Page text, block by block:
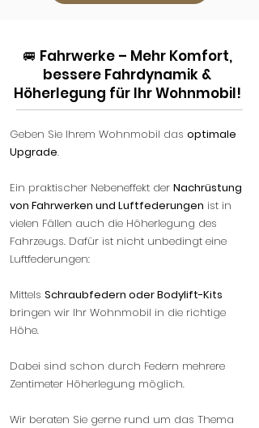
🚐 Fahrwerke – Mehr Komfort,
bessere Fahrdynamik &
Höherlegung für Ihr Wohnmobil!
Geben Sie Ihrem Wohnmobil das optimale
Upgrade.
Ein praktischer Nebeneffekt der Nachrüstung
von Fahrwerken und Luftfederungen ist in
vielen Fällen auch die Höherlegung des
Fahrzeugs. Dafür ist nicht unbedingt eine
Luftfederungen:
Mittels Schraubfedern oder Bodylift-Kits
bringen wir Ihr Wohnmobil in die richtige
Höhe.
Dabei sind schon durch Federn mehrere
Zentimeter Höherlegung möglich.
Wir beraten Sie gerne rund um das Thema